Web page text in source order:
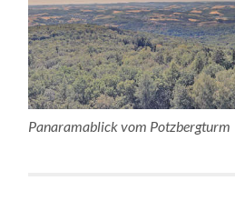
Panaramablick vom Potzbergturm